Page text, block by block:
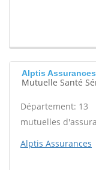
Alptis Assurances
Mutuelle Santé
Département: 13
mutuelles
Alptis Assurances